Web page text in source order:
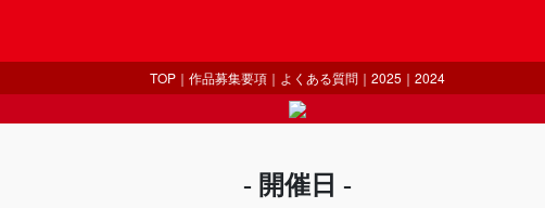
TOP ｜ 作品募集要項 ｜ よくある質問 ｜ 2025 ｜ 2024
- 開催日 -